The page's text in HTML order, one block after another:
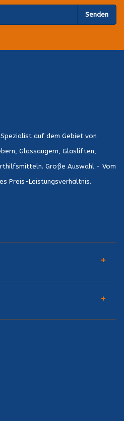
Senden
auf dem Gebiet von
Glassaugern, Glasliften,
Große Auswahl - Vom
Preis-Leistungsverhältnis.